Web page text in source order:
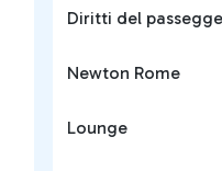
Diritti del
Newton Rome
Lounge